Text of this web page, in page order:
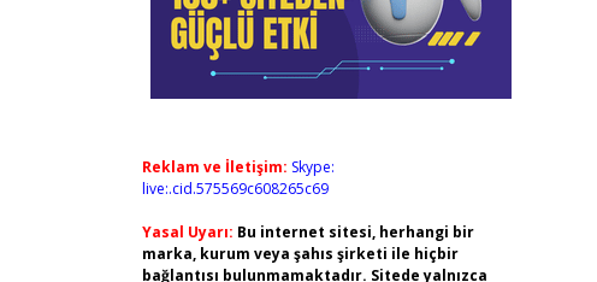
Reklam ve İletişim: Skype:
live:.cid.575569c608265c69
Yasal Uyarı: Bu internet sitesi, herhangi bir
marka, kurum veya şahıs şirketi ile hiçbir
bağlantısı bulunmamaktadır. Sitede yalnızca